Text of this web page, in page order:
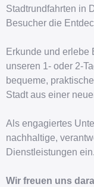
Stadtrundfahrten in
Besucher die
Erkunde und erlebe
unseren 1- oder 2-
bequeme,
Stadt aus einer
Als engagiertes
nachhaltige,
Dienstleistungen ein.
Wir freuen uns